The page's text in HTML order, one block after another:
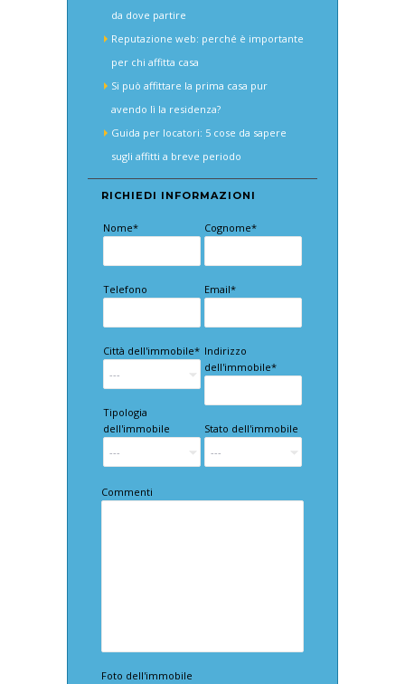
da dove partire
Reputazione web: perché è importante
per chi affitta casa
Si può affittare la prima casa pur
avendo lì la residenza?
Guida per locatori: 5 cose da sapere
sugli affitti a breve periodo
RICHIEDI INFORMAZIONI
Nome*
Telefono
Città dell'immobile*
Tipologia
dell'immobile
Cognome*
Email*
Indirizzo
dell'immobile*
Stato dell'immobile
Commenti
Foto dell'immobile